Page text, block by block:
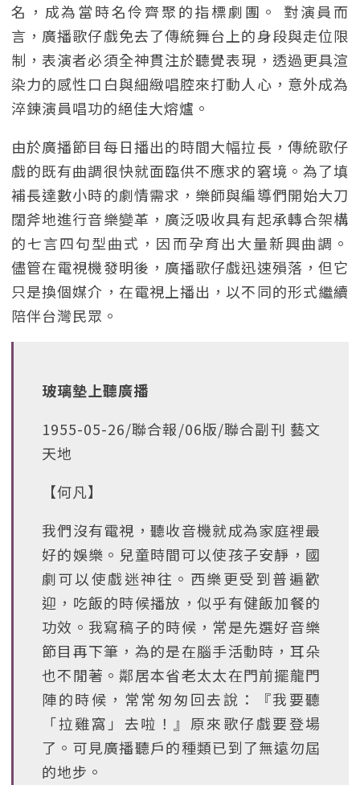
名，成為當時名伶齊聚的指標劇團。 對演員而
言，廣播歌仔戲免去了傳統舞台上的身段與走位限
制，表演者必須全神貫注於聽覺表現，透過更具渲
染力的感性口白與細緻唱腔來打動人心，意外成為
淬鍊演員唱功的絕佳大熔爐。
由於廣播節目每日播出的時間大幅拉長，傳統歌仔
戲的既有曲調很快就面臨供不應求的窘境。為了填
補長達數小時的劇情需求，樂師與編導們開始大刀
闊斧地進行音樂變革，廣泛吸收具有起承轉合架構
的七言四句型曲式，因而孕育出大量新興曲調。
儘管在電視機發明後，廣播歌仔戲迅速殞落，但它
只是換個媒介，在電視上播出，以不同的形式繼續
陪伴台灣民眾。
玻璃墊上聽廣播
1955-05-26/聯合報/06版/聯合副刊 藝文
天地
【何凡】
我們沒有電視，聽收音機就成為家庭裡最
好的娛樂。兒童時間可以使孩子安靜，國
劇可以使戲迷神往。西樂更受到普遍歡
迎，吃飯的時候播放，似乎有健飯加餐的
功效。我寫稿子的時候，常是先選好音樂
節目再下筆，為的是在腦手活動時，耳朵
也不閒著。鄰居本省老太太在門前擺龍門
陣的時候，常常匆匆回去說：『我要聽
「拉雞窩」去啦！』原來歌仔戲要登場
了。可見廣播聽戶的種類已到了無遠勿屆
的地步。